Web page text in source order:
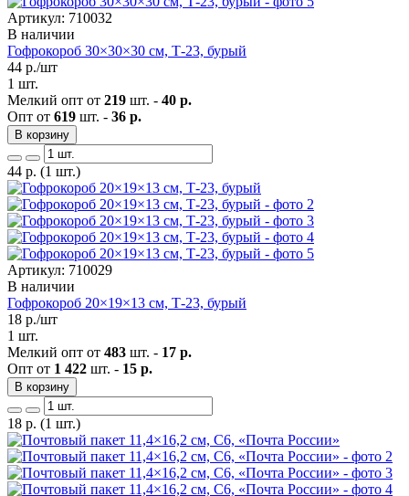
Артикул: 710032
В наличии
Гофрокороб 30×30×30 см, Т-23, бурый
44 р./шт
1 шт.
Мелкий опт от 219 шт. - 40 р.
Опт от 619 шт. - 36 р.
В корзину
44 р. (1 шт.)
Артикул: 710029
В наличии
Гофрокороб 20×19×13 см, Т-23, бурый
18 р./шт
1 шт.
Мелкий опт от 483 шт. - 17 р.
Опт от 1 422 шт. - 15 р.
В корзину
18 р. (1 шт.)